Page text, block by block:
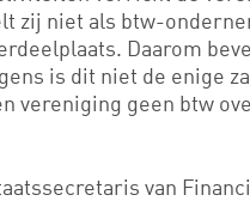
zij niet als btw-
Daarom
is dit niet de enige
vereniging geen btw
van